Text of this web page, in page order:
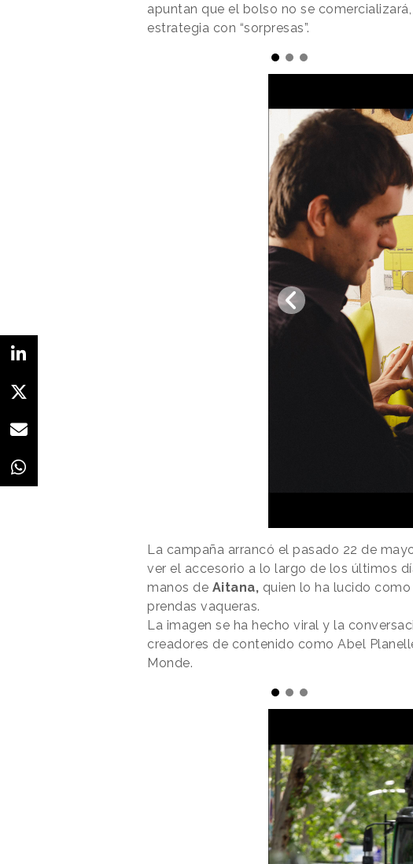
apuntan que el bolso no se
estrategia con “sorpresas”.
La campaña arrancó el pasado 22 de
ver el accesorio a lo largo de los últimos
manos de Aitana, quien lo ha lucido
prendas vaqueras.
La imagen se ha hecho viral y la
creadores de contenido como Abel
Monde.